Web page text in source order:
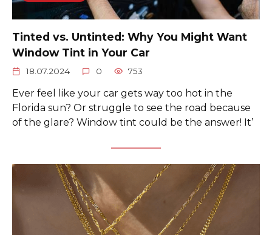
Tinted vs. Untinted: Why You Might Want
Window Tint in Your Car
18.07.2024 0 753
Ever feel like your car gets way too hot in the
Florida sun? Or struggle to see the road because
of the glare? Window tint could be the answer! It’